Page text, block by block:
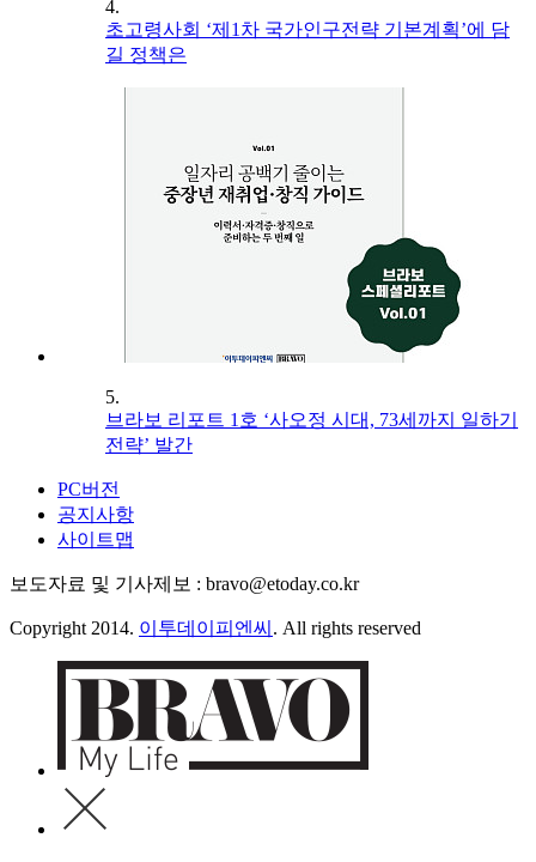
4.
초고령사회 ‘제1차 국가인구전략 기본계획’에 담
길 정책은
5.
브라보 리포트 1호 ‘사오정 시대, 73세까지 일하기
전략’ 발간
PC버전
공지사항
사이트맵
보도자료 및 기사제보 : bravo@etoday.co.kr
Copyright 2014. 이투데이피엔씨 . All rights reserved